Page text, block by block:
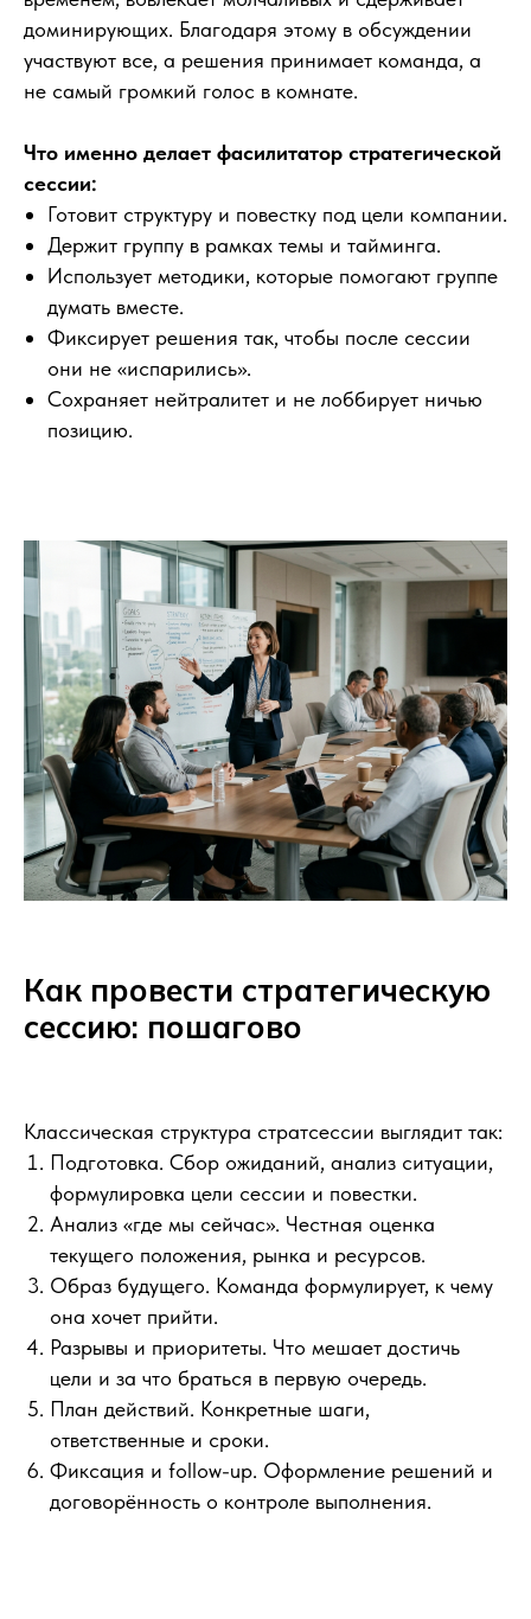
доминирующих. Благодаря этому в обсуждении
участвуют все, а решения принимает команда, а
не самый громкий голос в комнате.
Что именно делает фасилитатор стратегической
сессии:
Готовит структуру и повестку под цели компании.
Держит группу в рамках темы и тайминга.
Использует методики, которые помогают группе
думать вместе.
Фиксирует решения так, чтобы после сессии
они не «испарились».
Сохраняет нейтралитет и не лоббирует ничью
позицию.
Как провести стратегическую
сессию: пошагово
Классическая структура стратсессии выглядит так:
Подготовка. Сбор ожиданий, анализ ситуации,
формулировка цели сессии и повестки.
Анализ «где мы сейчас». Честная оценка
текущего положения, рынка и ресурсов.
Образ будущего. Команда формулирует, к чему
она хочет прийти.
Разрывы и приоритеты. Что мешает достичь
цели и за что браться в первую очередь.
План действий. Конкретные шаги,
ответственные и сроки.
Фиксация и follow-up. Оформление решений и
договорённость о контроле выполнения.